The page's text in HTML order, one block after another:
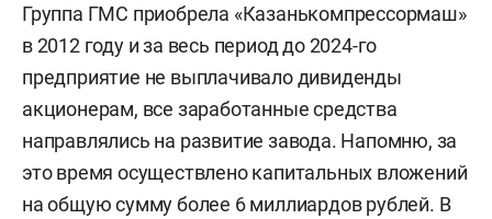
Группа ГМС приобрела «Казанькомпрессормаш»
в 2012 году и за весь период до 2024-го
предприятие не выплачивало дивиденды
акционерам, все заработанные средства
направлялись на развитие завода. Напомню, за
это время осуществлено капитальных вложений
на общую сумму более 6 миллиардов рублей. В